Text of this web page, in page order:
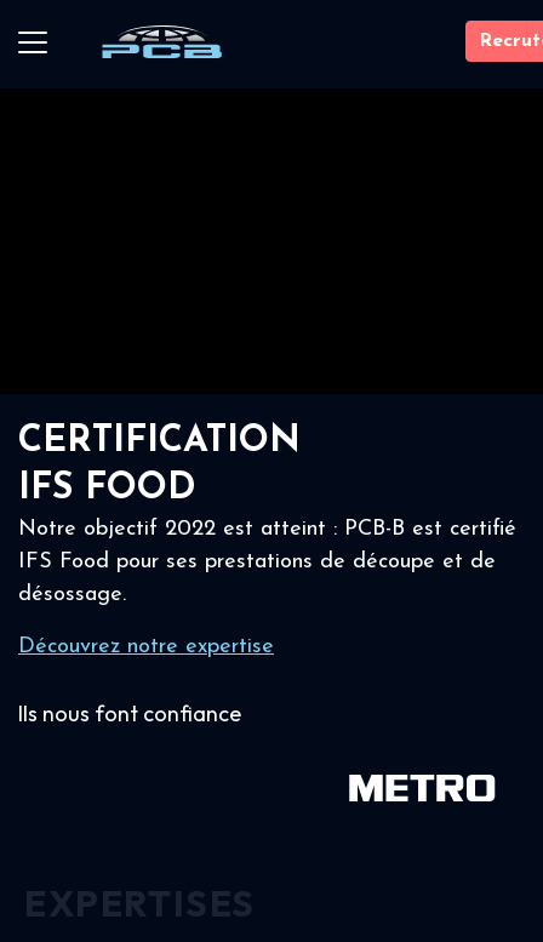
CERTIFICATION
IFS FOOD
Notre objectif 2022 est atteint : PCB-B est certifié
IFS Food pour ses prestations de découpe et de
désossage.
Découvrez notre expertise
Ils nous font confiance
EXPERTISES